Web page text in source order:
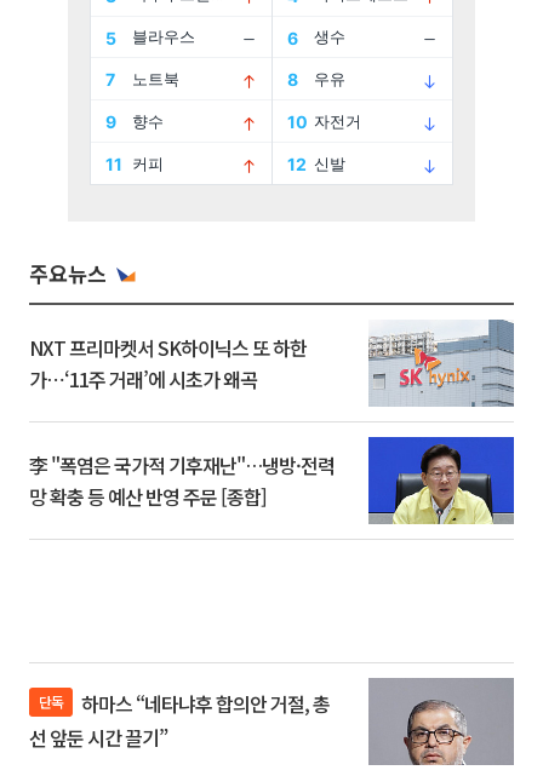
주요뉴스
NXT 프리마켓서 SK하이닉스 또 하한
가⋯‘11주 거래’에 시초가 왜곡
李 "폭염은 국가적 기후재난"…냉방·전력
망 확충 등 예산 반영 주문 [종합]
단독
선 앞둔 시간 끌기”